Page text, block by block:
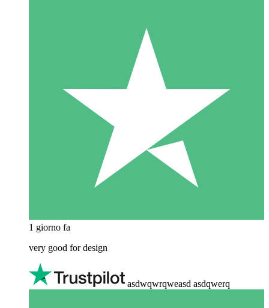
1 giorno fa
very good for design
asdwqwrqweasd asdqwerq